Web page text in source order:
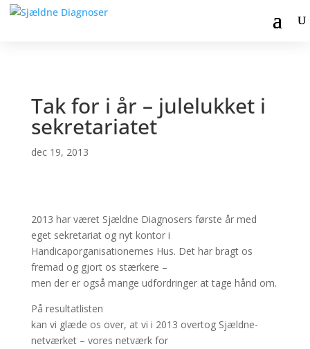
Tak for i år – julelukket i
sekretariatet
dec 19, 2013
2013 har været Sjældne Diagnosers første år med
eget sekretariat og nyt kontor i
Handicaporganisationernes Hus. Det har bragt os
fremad og gjort os stærkere –
men der er også mange udfordringer at tage hånd om.
På resultatlisten
kan vi glæde os over, at vi i 2013 overtog Sjældne-
netværket – vores netværk for